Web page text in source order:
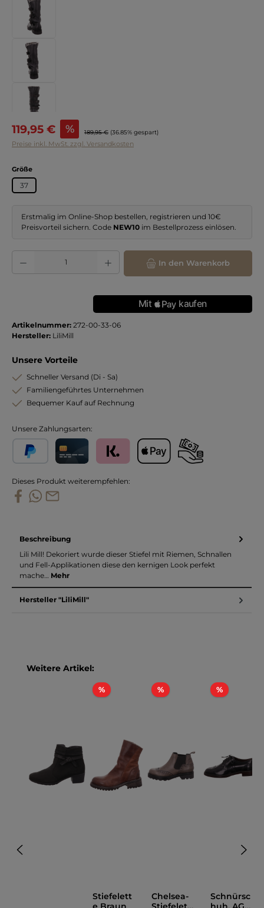
Verkaufspreis:
119,95 € % Regulärer Preis:
189,95 € (36.85% gespart)
Preise inkl. MwSt. zzgl. Versandkosten
Größeauswählen
37
Erstmalig im Online-Shop bestellen, registrieren und 10€
Preisvorteil sichern. Code NEW10 im Bestellprozess einlösen.
Produkt Anzahl: Gib den gewünschten Wert ein oder benutze die
In den Warenkorb
Artikelnummer: 272-00-33-06
Hersteller: LiliMill
Unsere Vorteile
Schneller Versand (Di - Sa)
Familiengeführtes Unternehmen
Bequemer Kauf auf Rechnung
Unsere Zahlungsarten:
Dieses Produkt weiterempfehlen:
Beschreibung
Lili Mill! Dekoriert wurde dieser Stiefel mit Riemen, Schnallen
und Fell-Applikationen diese den kernigen Look perfekt
mache… Mehr
Hersteller "LiliMill"
Produktgalerie überspringen
Weitere Artikel:
%Rabatt
Stiefelett
%Rabatt
Chelsea-
%Rabatt
Schnürsc